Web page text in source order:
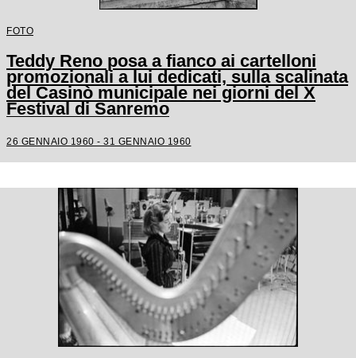
FOTO
Teddy Reno posa a fianco ai cartelloni
promozionali a lui dedicati, sulla scalinata
del Casinò municipale nei giorni del X
Festival di Sanremo
26 GENNAIO 1960 - 31 GENNAIO 1960